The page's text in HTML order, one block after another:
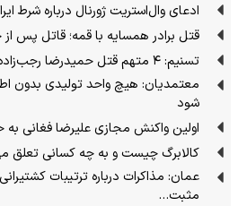
ادعای وال‌استریت ژورنال درباره شرط
قتل برادر همسایه با قمه؛ قاتل پس
تسنیم: ۴ متهم قتل حمیدرضا رجب‌زاده دستگیر شدند
معتمدیان: هیچ واحد تولیدی بدون
شود
اولین واکنش مجازی علیرضا فغانی به
کالابرگ چیست و به چه کسانی تعلق
عمان: مذاکرات درباره ترتیبات
مثبت…